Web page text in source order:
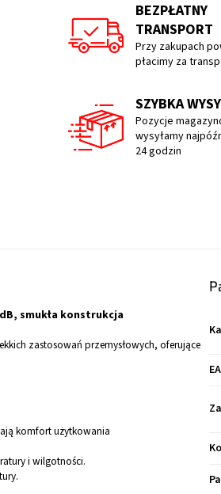
BEZPŁATNY
TRANSPORT
Przy zakupach
płacimy za
SZYBKA
Pozycje
wysyłamy
24 godzin
dB, smukła konstrukcja
zastosowań przemysłowych, oferujące
komfort użytkowania
i wilgotności.